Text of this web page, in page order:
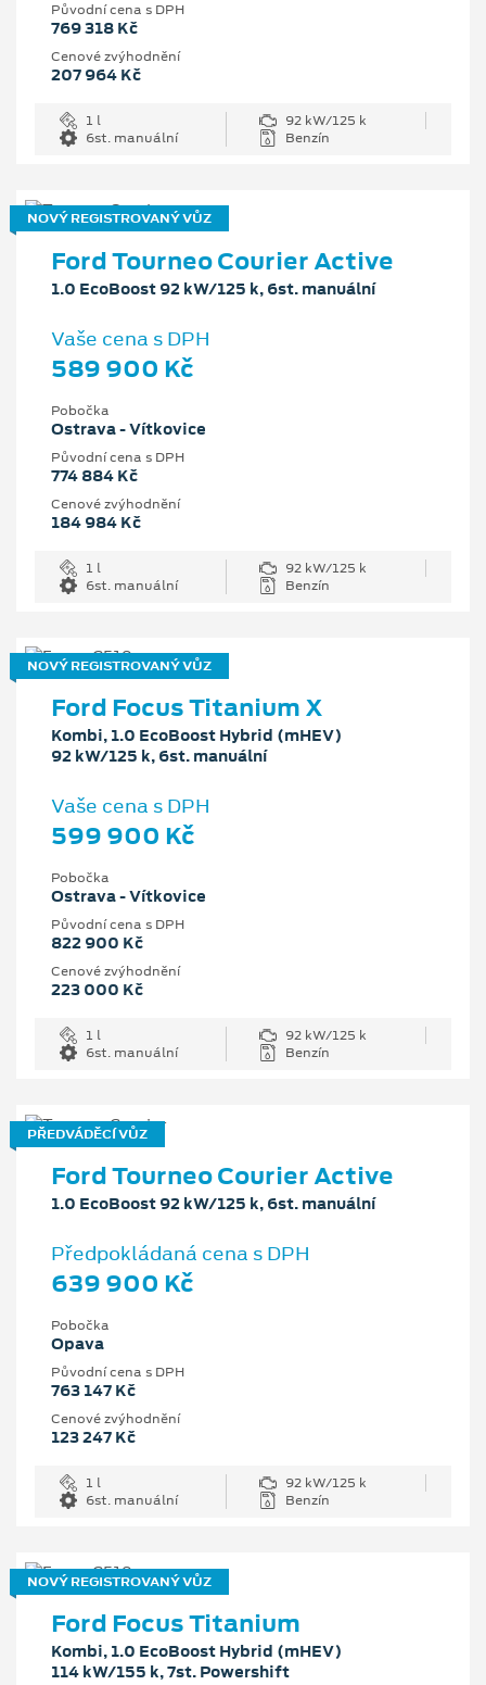
Původní cena s DPH
769 318 Kč
Cenové zvýhodnění
207 964 Kč
1 l
92 kW/125 k
6st. manuální
Benzín
NOVÝ REGISTROVANÝ VŮZ
Ford Tourneo Courier Active
1.0 EcoBoost 92 kW/125 k, 6st. manuální
Vaše cena s DPH
589 900 Kč
Pobočka
Ostrava - Vítkovice
Původní cena s DPH
774 884 Kč
Cenové zvýhodnění
184 984 Kč
1 l
92 kW/125 k
6st. manuální
Benzín
NOVÝ REGISTROVANÝ VŮZ
Ford Focus Titanium X
Kombi, 1.0 EcoBoost Hybrid (mHEV)
92 kW/125 k, 6st. manuální
Vaše cena s DPH
599 900 Kč
Pobočka
Ostrava - Vítkovice
Původní cena s DPH
822 900 Kč
Cenové zvýhodnění
223 000 Kč
1 l
92 kW/125 k
6st. manuální
Benzín
PŘEDVÁDĚCÍ VŮZ
Ford Tourneo Courier Active
1.0 EcoBoost 92 kW/125 k, 6st. manuální
Předpokládaná cena s DPH
639 900 Kč
Pobočka
Opava
Původní cena s DPH
763 147 Kč
Cenové zvýhodnění
123 247 Kč
1 l
92 kW/125 k
6st. manuální
Benzín
NOVÝ REGISTROVANÝ VŮZ
Ford Focus Titanium
Kombi, 1.0 EcoBoost Hybrid (mHEV)
114 kW/155 k, 7st. Powershift